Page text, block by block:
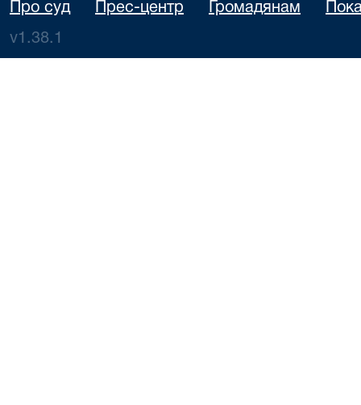
Про суд Прес-центр Громадянам
v1.38.1